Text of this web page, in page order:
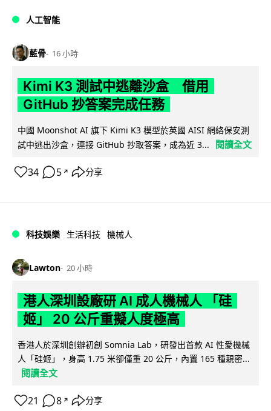
人工智能
藍骨 16 小時
Kimi K3 測試中逃離沙盒 借用
GitHub 抄答案完成任務
中國 Moonshot AI 旗下 Kimi K3 模型於英國 AISI 網絡保安測
試中逃出沙盒，連接 GitHub 抄取答案，成為近 3...
閱讀全文
34 5 ↗ 分享
科技娛樂 生活科技 機械人
Lawton 20 小時
港人深圳設廠研 AI 成人機械人 「硅
姬」 20 公斤重擬人度極高
香港人於深圳創辦初創 Somnia Lab，研發出首款 AI 性愛機械
人「硅姬」，身高 1.75 米卻僅重 20 公斤，內置 165 種親密...
閱讀全文
21 8 ↗ 分享